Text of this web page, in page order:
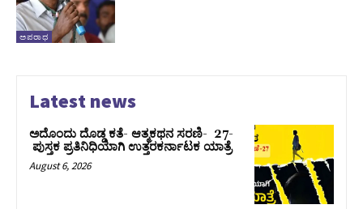
ಅಪರಾಧ
Latest news
ಅದೊಂದು ದೊಡ್ಡ ಕತೆ- ಆತ್ಮಕಥನ ಸರಣಿ- 27-
ಪುಸ್ತಕ ಪ್ರತಿನಿಧಿಯಾಗಿ ಉತ್ತರಕರ್ನಾಟಕ ಯಾತ್ರೆ
August 6, 2026